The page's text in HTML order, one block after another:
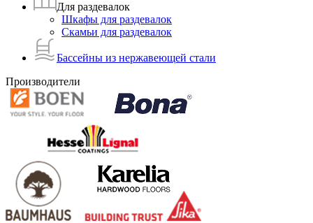
Для раздевалок
Шкафы для раздевалок
Скамьи для раздевалок
Бассейны из нержавеющей стали
Производители